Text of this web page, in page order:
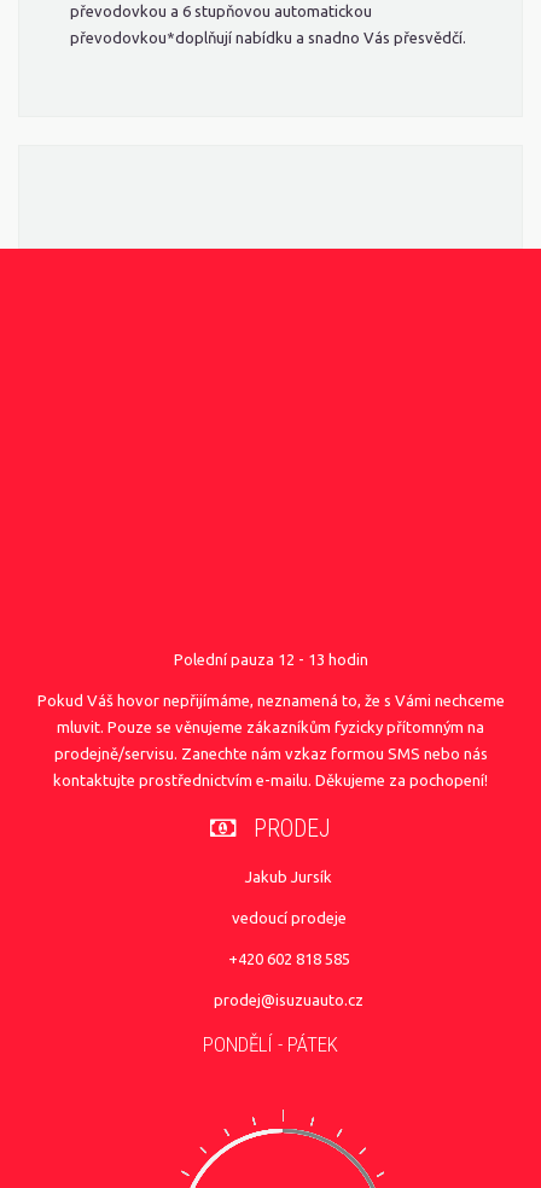
převodovkou a 6 stupňovou automatickou
převodovkou*doplňují nabídku a snadno Vás přesvědčí.
Polední pauza 12 - 13 hodin
Pokud Váš hovor nepřijímáme, neznamená to, že s Vámi nechceme
mluvit. Pouze se věnujeme zákazníkům fyzicky přítomným na
prodejně/servisu. Zanechte nám vzkaz formou SMS nebo nás
kontaktujte prostřednictvím e-mailu. Děkujeme za pochopení!
PRODEJ
Jakub Jursík
vedoucí prodeje
+420 602 818 585
prodej@isuzuauto.cz
PONDĚLÍ - PÁTEK